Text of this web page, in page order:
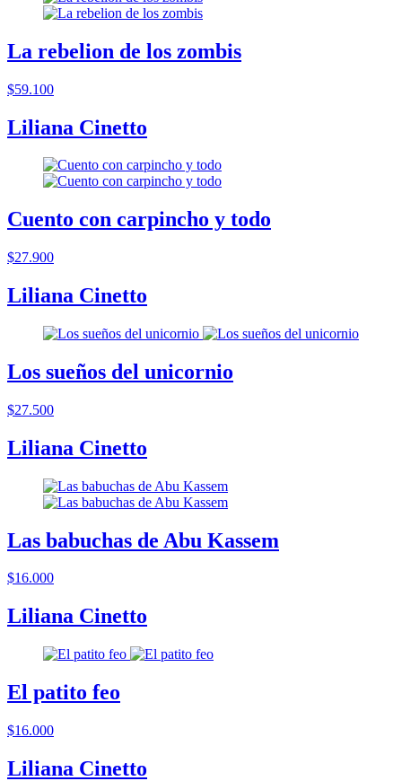
La rebelion de los zombis
$59.100
Liliana Cinetto
Cuento con carpincho y todo
$27.900
Liliana Cinetto
Los sueños del unicornio
$27.500
Liliana Cinetto
Las babuchas de Abu Kassem
$16.000
Liliana Cinetto
El patito feo
$16.000
Liliana Cinetto